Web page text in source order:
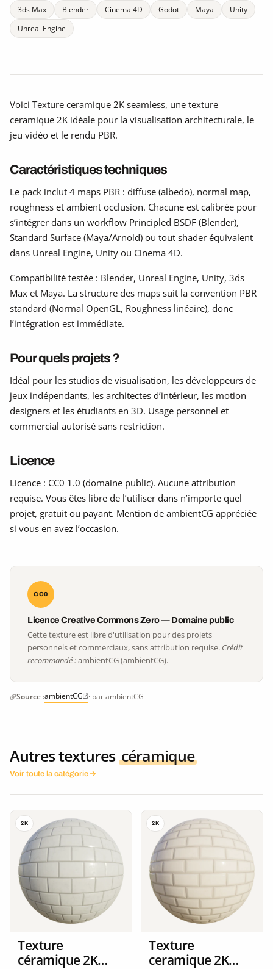
3ds Max Blender Cinema 4D Godot Maya
Unity
Unreal Engine
Voici Texture ceramique 2K seamless, une texture
ceramique 2K idéale pour la visualisation architecturale, le
jeu vidéo et le rendu PBR.
Caractéristiques techniques
Le pack inclut 4 maps PBR : diffuse (albedo), normal map,
roughness et ambient occlusion. Chacune est calibrée pour
s’intégrer dans un workflow Principled BSDF (Blender),
Standard Surface (Maya/Arnold) ou tout shader équivalent
dans Unreal Engine, Unity ou Cinema 4D.
Compatibilité testée : Blender, Unreal Engine, Unity, 3ds
Max et Maya. La structure des maps suit la convention PBR
standard (Normal OpenGL, Roughness linéaire), donc
l’intégration est immédiate.
Pour quels projets ?
Idéal pour les studios de visualisation, les développeurs de
jeux indépendants, les architectes d’intérieur, les motion
designers et les étudiants en 3D. Usage personnel et
commercial autorisé sans restriction.
Licence
Licence : CC0 1.0 (domaine public). Aucune attribution
requise. Vous êtes libre de l’utiliser dans n’importe quel
projet, gratuit ou payant. Mention de ambientCG appréciée
si vous en avez l’occasion.
CC0
Licence Creative Commons Zero — Domaine public
Cette texture est libre d'utilisation pour des projets
personnels et commerciaux, sans attribution requise. Crédit
recommandé :ambientCG (ambientCG).
Source :ambientCG · par ambientCG
Autres textures céramique
Voir toute la catégorie
2K
Texture
céramique 2K
2K
Texture
ceramique 2K